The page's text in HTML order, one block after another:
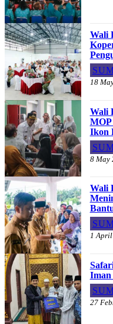
Wali
18
Wali
MOP
Ikon
8 May
Wali
1 April
Iman
27